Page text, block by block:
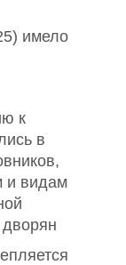
имело
к
в
и видам